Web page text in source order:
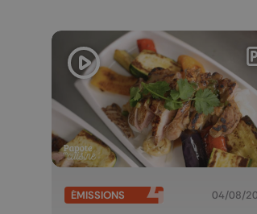
ÉMISSIONS 04/08/